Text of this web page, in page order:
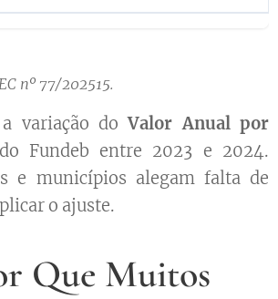
nº 77/202515.
a variação doValor Anual por
Fundeb entre 2023 e 2024.
e municípios alegam falta de
o ajuste.
Que Muitos